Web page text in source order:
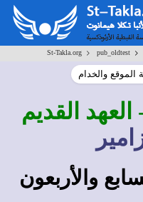
St-Takla.org> pub_oldtest>
والخدام
العهد القديم
والأربعون